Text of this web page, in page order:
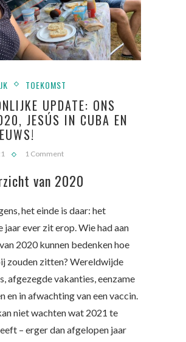
TOEKOMST
UPDATE: ONS
JESÚS IN CUBA EN
1 Comment
van 2020
het einde is daar: het
jaar ever zit erop. Wie had aan
2020 kunnen bedenken hoe
zouden zitten? Wereldwijde
afgezegde vakanties, eenzame
en in afwachting van een vaccin.
niet wachten wat 2021 te
– erger dan afgelopen jaar